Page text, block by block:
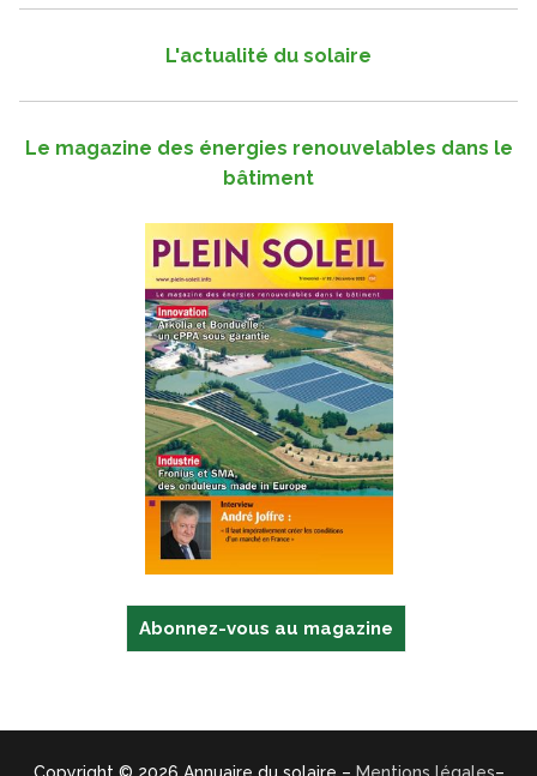
L'actualité du solaire
Le magazine des énergies renouvelables dans le
bâtiment
Abonnez-vous au magazine